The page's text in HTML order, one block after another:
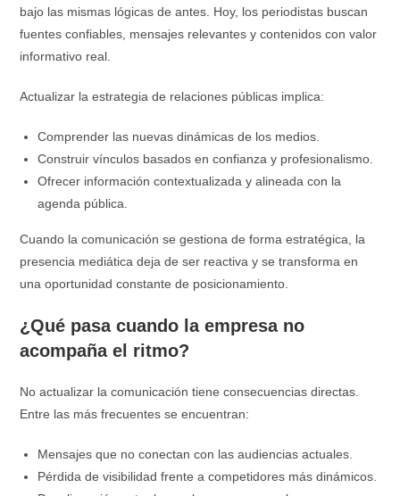
bajo las mismas lógicas de antes. Hoy, los periodistas buscan
fuentes confiables, mensajes relevantes y contenidos con valor
informativo real.
Actualizar la estrategia de relaciones públicas implica:
Comprender las nuevas dinámicas de los medios.
Construir vínculos basados en confianza y profesionalismo.
Ofrecer información contextualizada y alineada con la
agenda pública.
Cuando la comunicación se gestiona de forma estratégica, la
presencia mediática deja de ser reactiva y se transforma en
una oportunidad constante de posicionamiento.
¿Qué pasa cuando la empresa no
acompaña el ritmo?
No actualizar la comunicación tiene consecuencias directas.
Entre las más frecuentes se encuentran:
Mensajes que no conectan con las audiencias actuales.
Pérdida de visibilidad frente a competidores más dinámicos.